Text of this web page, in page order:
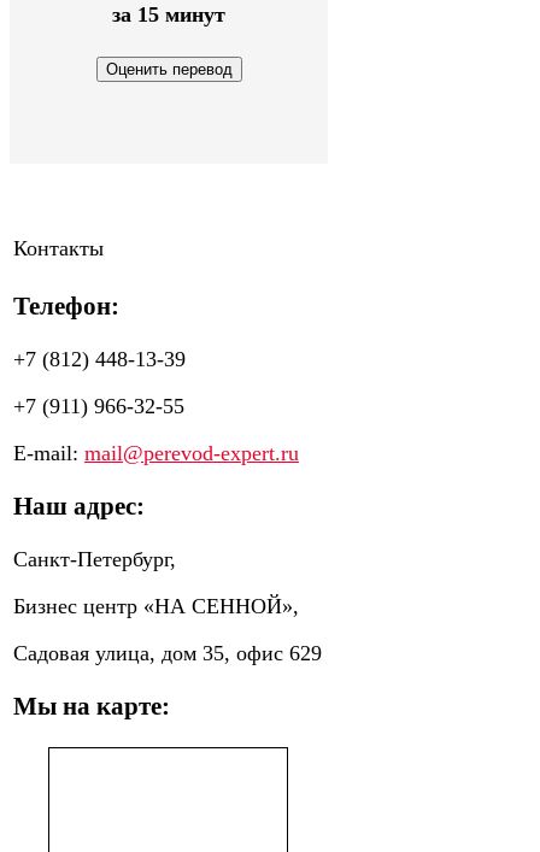
за 15 минут
Контакты
Телефон:
+7 (812) 448-13-39
+7 (911) 966-32-55
E-mail: mail@perevod-expert.ru
Наш адрес:
Санкт-Петербург,
Бизнес центр «НА СЕННОЙ»,
Садовая улица, дом 35, офис 629
Мы на карте: